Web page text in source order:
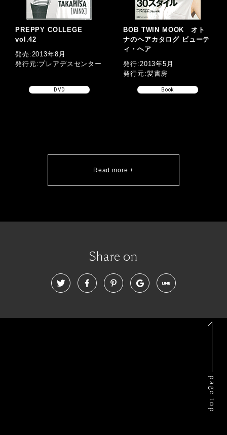
PREPPY COLLEGE
vol.42
発売:2013年8月
発行元:プレアデスセンター
DVD
BOB TWIN MOOK オト
ナのヘアカタログ ビューテ
ィ・ヘア
発行:2013年5月
発行元:髪書房
Book
Read more +
Share on
page top